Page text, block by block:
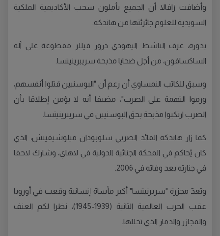
وأضافت زافالا أن الجميع يأملون سحب الأكاديمية الملكية
السويدية للعلوم جائزئتها من هاندكه.
بدوره، عزف الناشط اليهودي درور فيللر مقطوعة على آلة
الساكسافون، من أجل ضحايا مذبحة سريبرينيتسا.
وسبق للكاتب النمساوي أن زعم أن "البوسنيين قتلوا أنفسهم،
ورموا التهمة على الصرب"، مضيفا أنه لا يؤمن إطلاقا بأن
الصرب ارتكبوا مذبحة بحق البوسنيين في سريبرينيتسا.
كما زار هاندكه القائد الصربي سلوبودان ميلوشيفيتش، الذي
كان يُحاكم في المحكة الجنائية الدولية في لاهاي، وشارك لاحقا
في جنازته بعد وفاته في 2006.
وتعدّ مجزرة "سربرنيتسا" أكبر مأساة إنسانية وقعت في أوروبا
عقب الحرب العالمية الثانية (1939-1945)، نظرا لكم العنف
والمجازر والدمار الذي تخللها.